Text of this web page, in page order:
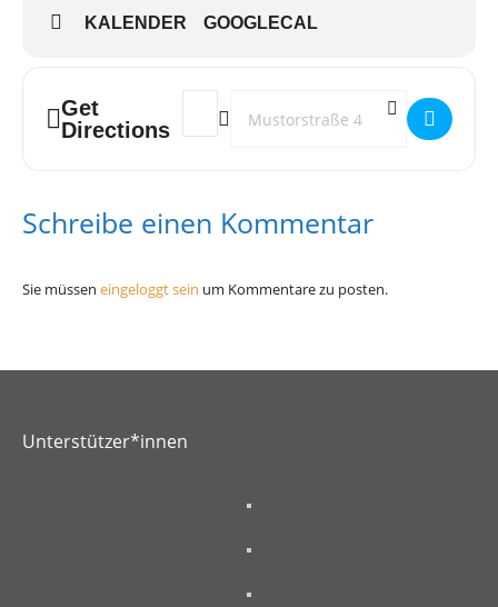
KALENDER GOOGLECAL
Get
Directions
Address - Diversität im Kinderbuch []
Destination Address - Diversität
Schreibe einen Kommentar
Sie müssen eingeloggt sein um Kommentare zu posten.
Unterstützer*innen